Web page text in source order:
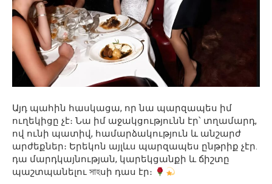
Այդ պահին հասկացա, որ նա պարզապես իմ
ուղեկիցը չէ։ Նա իմ աջակցությունն էր՝ տղամարդ,
ով ունի պատիվ, համարձակություն և անշարժ
արժեքներ։ Երեկոն այլևս պարզապես ընթրիք չէր.
դա մարդկայնության, կարեկցանքի և ճիշտը
պաշտպանելու সাহսի դաս էր։